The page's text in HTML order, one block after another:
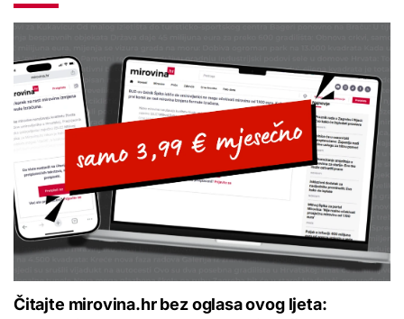
Čitajte mirovina.hr bez oglasa ovog ljeta: